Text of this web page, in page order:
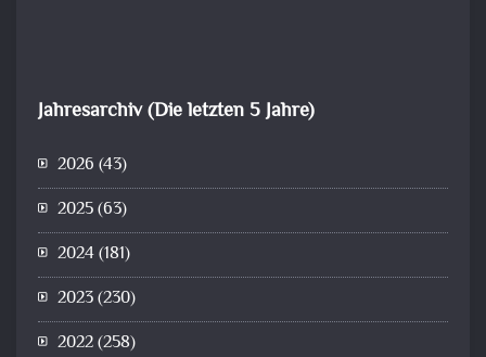
Jahresarchiv (Die letzten 5 Jahre)
2026 (43)
2025(63)
2024(181)
2023(230)
2022(258)